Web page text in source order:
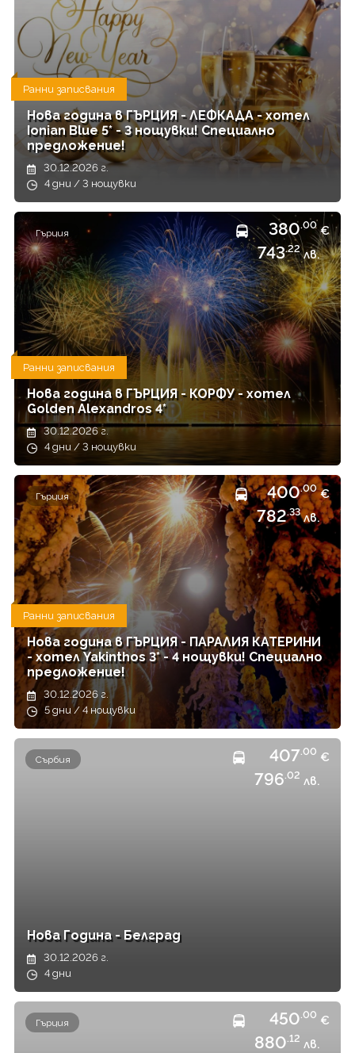
Ранни записвания
Нова година в ГЪРЦИЯ - ЛЕФКАДА - хотел
Ionian Blue 5* - 3 нощувки! Специално
предложение!
30.12.2026 г.
4 дни / 3 нощувки
Гърция 380.00 €
743.22 лв.
Ранни записвания
Нова година в ГЪРЦИЯ - КОРФУ - хотел
Golden Alexandros 4*
30.12.2026 г.
4 дни / 3 нощувки
Гърция 400.00 €
782.33 лв.
Ранни записвания
Нова година в ГЪРЦИЯ - ПАРАЛИЯ КАТЕРИНИ
- хотел Yakinthos 3* - 4 нощувки! Специално
предложение!
30.12.2026 г.
5 дни / 4 нощувки
Сърбия 407.00 €
796.02 лв.
Нова Година - Белград
30.12.2026 г.
4 дни
Гърция 450.00 €
880.12 лв.